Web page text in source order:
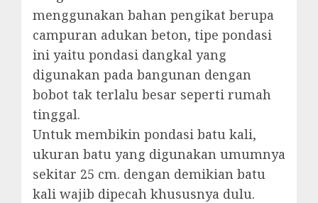
menggunakan bahan pengikat berupa
campuran adukan beton, tipe pondasi
ini yaitu pondasi dangkal yang
digunakan pada bangunan dengan
bobot tak terlalu besar seperti rumah
tinggal.
Untuk membikin pondasi batu kali,
ukuran batu yang digunakan umumnya
sekitar 25 cm. dengan demikian batu
kali wajib dipecah khususnya dulu.